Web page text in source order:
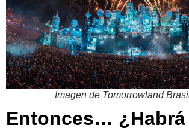
Imagen de Tomorrowland
Entonces… ¿Habrá